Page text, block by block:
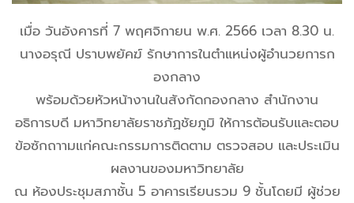
เมื่อ วันอังคารที่ 7 พฤศจิกายน พ.ศ. 2566 เวลา 8.30 น.
นางอรุณี ปราบพยัคฆ์ รักษาการในตำแหน่งผู้อำนวยการก
องกลาง
พร้อมด้วยหัวหน้างานในสังกัดกองกลาง สำนักงาน
อธิการบดี มหาวิทยาลัยราชภัฏชัยภูมิ ให้การต้อนรับและตอบ
ข้อซักถาามแก่คณะกรรมการติดตาม ตรวจสอบ และประเมิน
ผลงานของมหาวิทยาลัย
ณ ห้องประชุมสภาชั้น 5 อาคารเรียนรวม 9 ชั้นโดยมี ผู้ช่วย